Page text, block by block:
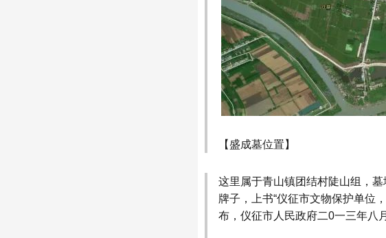
【盛成墓位置】
这里属于青山镇团结村陡山组，
牌子，上书“仪征市文物保护单位
布，仪征市人民政府二0一三年八